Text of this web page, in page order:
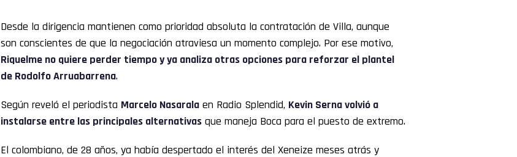
Desde la dirigencia mantienen como prioridad absoluta la contratación de Villa, aunque
son conscientes de que la negociación atraviesa un momento complejo. Por ese motivo,
Riquelme no quiere perder tiempo y ya analiza otras opciones para reforzar el plantel
de Rodolfo Arruabarrena.
Según reveló el periodista Marcelo Nasarala en Radio Splendid, Kevin Serna volvió a
instalarse entre las principales alternativas que maneja Boca para el puesto de extremo.
El colombiano, de 28 años, ya había despertado el interés del Xeneize meses atrás y